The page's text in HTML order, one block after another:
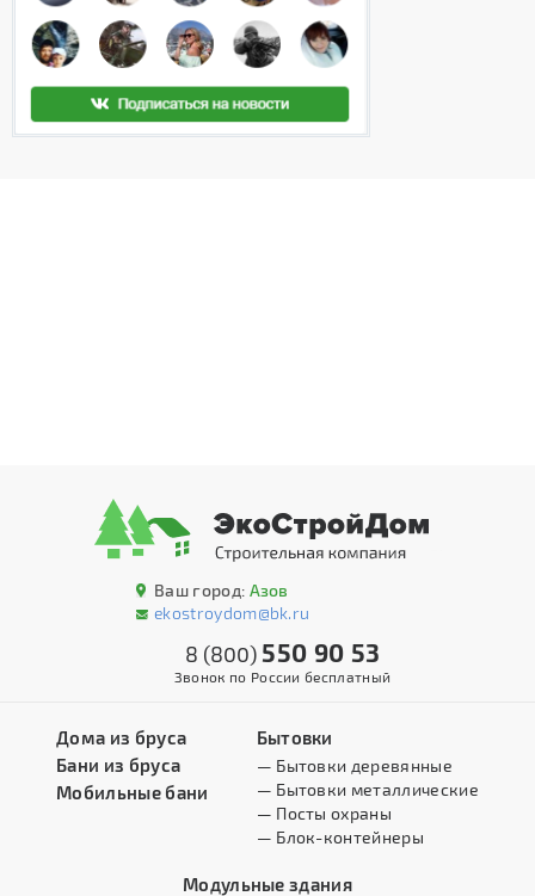
Ваш город: Азов
ekostroydom@bk.ru
8 (800) 550 90 53
Звонок по России бесплатный
Дома из бруса
Бани из бруса
Мобильные бани
Бытовки
— Бытовки деревянные
— Бытовки металлические
— Посты охраны
— Блок-контейнеры
Модульные здания